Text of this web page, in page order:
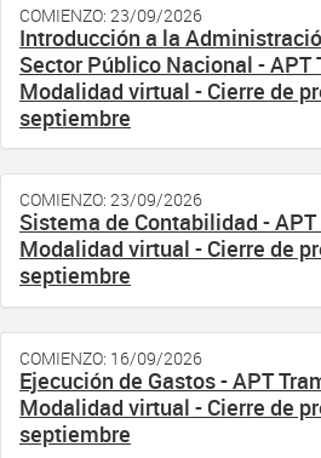
COMIENZO: 23/09/2026
Introducción a la
Sector Público Nacional - APT
Modalidad virtual - Cierre de
septiembre
COMIENZO: 23/09/2026
Sistema de Contabilidad -
Modalidad virtual - Cierre de
septiembre
COMIENZO: 16/09/2026
Ejecución de Gastos - APT
Modalidad virtual - Cierre de
septiembre